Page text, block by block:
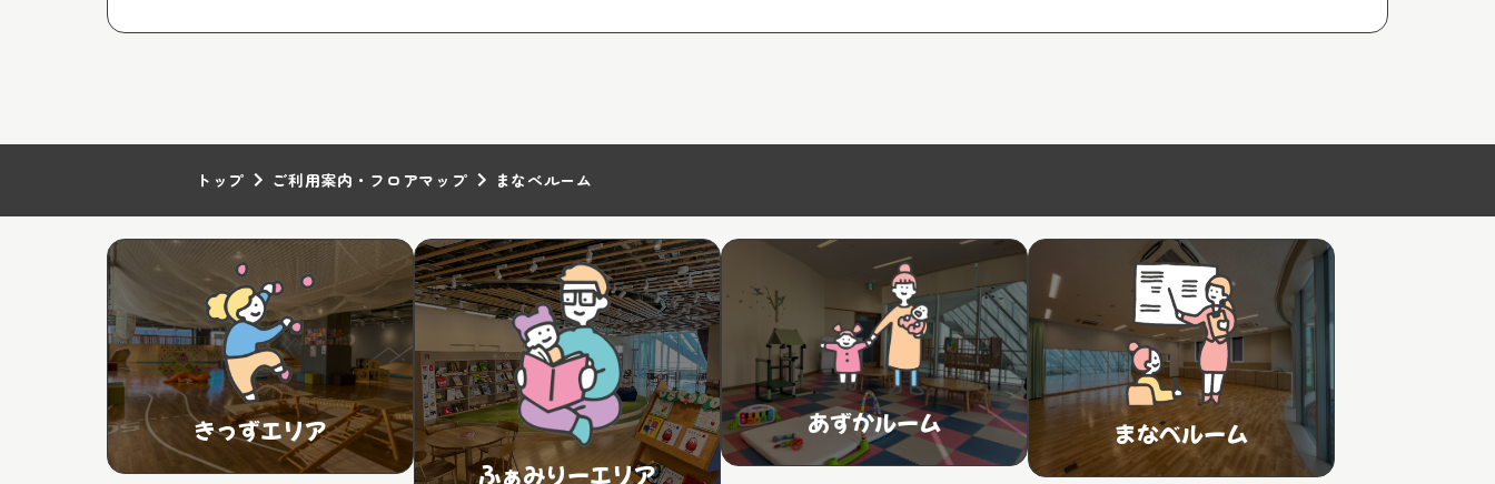
トップ ご利用案内・フロアマップ まなべルーム
きっずエリア
ふぁみりーエリア
あずかルーム まなべルーム